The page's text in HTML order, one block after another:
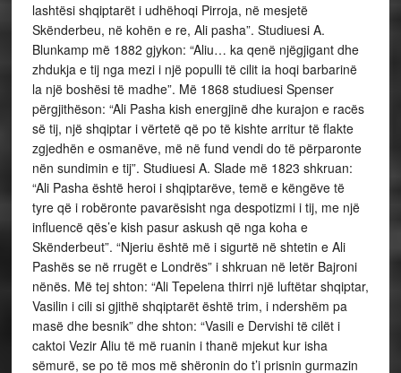
lashtësi shqiptarët i udhëhoqi Pirroja, në mesjetë
Skënderbeu, në kohën e re, Ali pasha”. Studiuesi A.
Blunkamp më 1882 gjykon: “Aliu… ka qenë njëgjigant dhe
zhdukja e tij nga mezi i një populli të cilit ia hoqi barbarinë
la një boshësi të madhe”. Më 1868 studiuesi Spenser
përgjithëson: “Ali Pasha kish energjinë dhe kurajon e racës
së tij, një shqiptar i vërtetë që po të kishte arritur të flakte
zgjedhën e osmanëve, më në fund vendi do të përparonte
nën sundimin e tij”. Studiuesi A. Slade më 1823 shkruan:
“Ali Pasha është heroi i shqiptarëve, temë e këngëve të
tyre që i robëronte pavarësisht nga despotizmi i tij, me një
influencë qës’e kish pasur askush që nga koha e
Skënderbeut”. “Njeriu është më i sigurtë në shtetin e Ali
Pashës se në rrugët e Londrës” i shkruan në letër Bajroni
nënës. Më tej shton: “Ali Tepelena thirri një luftëtar shqiptar,
Vasilin i cili si gjithë shqiptarët është trim, i ndershëm pa
masë dhe besnik” dhe shton: “Vasili e Dervishi të cilët i
caktoi Vezir Aliu të më ruanin i thanë mjekut kur isha
sëmurë, se po të mos më shëronin do t’i prisnin gurmazin